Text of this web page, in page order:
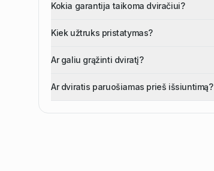
Kokia garantija taikoma dviračiui?
Kiek užtruks pristatymas?
Ar galiu grąžinti dviratį?
Ar dviratis paruošiamas prieš išsiuntimą?